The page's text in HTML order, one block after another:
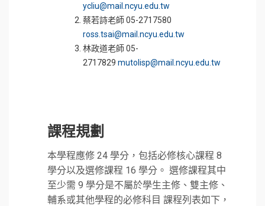
ycliu@mail.ncyu.edu.tw
蔡若詩老師 05-2717580
ross.tsai@mail.ncyu.edu.tw
林政道老師 05-
2717829 mutolisp@mail.ncyu.edu.tw
課程規劃
本學程應修 24 學分，包括必修核心課程 8
學分以及選修課程 16 學分。 選修課程其中
至少需 9 學分是不屬於學生主修、雙主修、
輔系或其他學程的必修科目 課程列表如下，